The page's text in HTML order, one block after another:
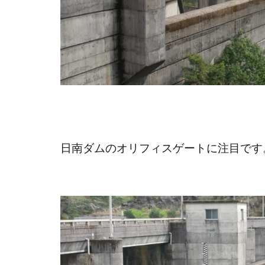
日南ダムのオリフィスゲートに注目で